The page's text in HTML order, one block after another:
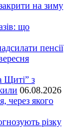
на зиму
що
пенсії
Щиті” з
06.08.2026
через якого
різку